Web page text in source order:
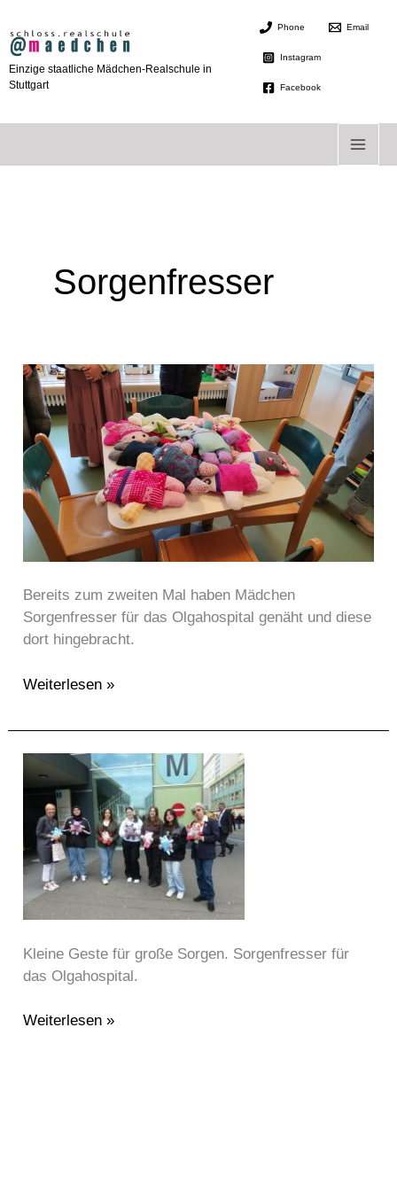
Inhalt
springen
Einzige staatliche Mädchen-Realschule in
Stuttgart
Phone Email
Instagram
Facebook
Sorgenfresser
Bereits zum zweiten Mal haben Mädchen
Sorgenfresser für das Olgahospital genäht und diese
dort hingebracht.
Sorgenfresser
2.0
Weiterlesen »
Kleine Geste für große Sorgen. Sorgenfresser für
das Olgahospital.
der
„Schloss-
Realschule
für
Mädchen“
an
das
Weiterlesen »